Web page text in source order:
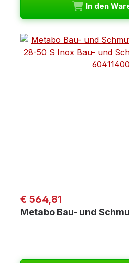
In den
Regulärer Preis:
€ 564,81
Metabo Bau- und